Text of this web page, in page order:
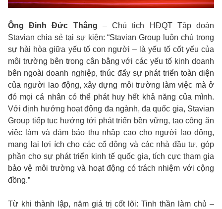
Ông Đinh Đức Thắng – Chủ tịch HĐQT Tập đoàn
Stavian chia sẻ tại sự kiện: “Stavian Group luôn chú trọng
sự hài hòa giữa yếu tố con người – là yếu tố cốt yếu của
môi trường bên trong cân bằng với các yếu tố kinh doanh
bên ngoài doanh nghiệp, thúc đẩy sự phát triển toàn diện
của người lao động, xây dựng môi trường làm việc mà ở
đó mọi cá nhân có thể phát huy hết khả năng của mình.
Với định hướng hoạt động đa ngành, đa quốc gia, Stavian
Group tiếp tục hướng tới phát triển bền vững, tạo công ăn
việc làm và đảm bảo thu nhập cao cho người lao động,
mang lại lợi ích cho các cổ đông và các nhà đầu tư, góp
phần cho sự phát triển kinh tế quốc gia, tích cực tham gia
bảo vệ môi trường và hoạt động có trách nhiệm với cộng
đồng.”
Từ khi thành lập, năm giá trị cốt lõi: Tinh thần làm chủ –